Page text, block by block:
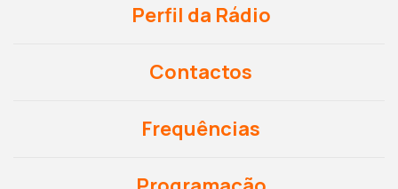
Perfil da Rádio
Contactos
Frequências